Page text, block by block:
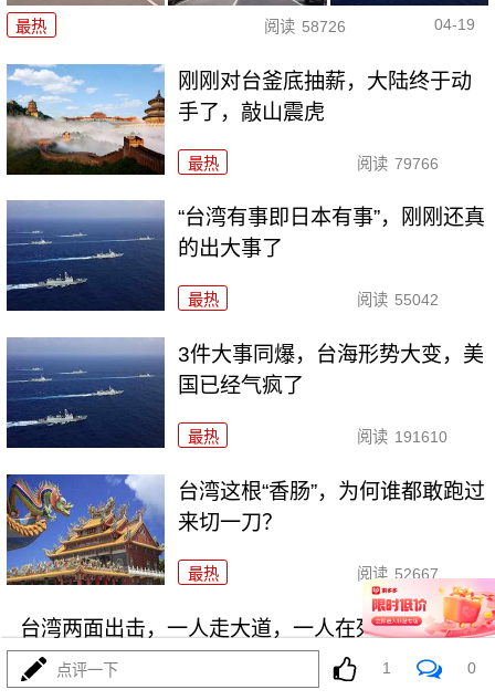
最热 阅读 58726 04-19
刚刚对台釜底抽薪，大陆终于动
手了，敲山震虎
最热 阅读 79766
“台湾有事即日本有事”，刚刚还真
的出大事了
最热 阅读 55042
3件大事同爆，台海形势大变，美
国已经气疯了
最热 阅读 191610
台湾这根“香肠”，为何谁都敢跑过
来切一刀？
最热 阅读 52667
台湾两面出击，一人走大道，一人在死路上狂飙
点评一下 1 0